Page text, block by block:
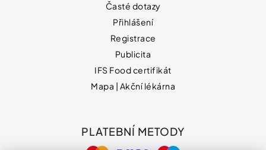
Časté dotazy
Přihlášení
Registrace
Publicita
IFS Food certifikát
Mapa | Akční lékárna
PLATEBNÍ METODY